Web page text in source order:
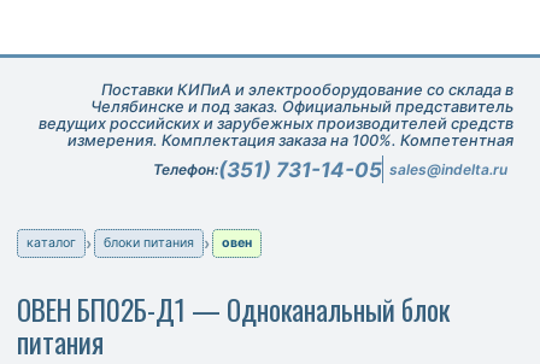
Поставки КИПиА и электрооборудование со склада в
Челябинске и под заказ. Официальный представитель
ведущих российских и зарубежных производителей средств
измерения. Комплектация заказа на 100%. Компетентная
техническая поддержка при подборе оборудования.
Телефон:(351) 731-14-05 sales@indelta.ru
каталог блоки питания овен
ОВЕН БП02Б-Д1 — Одноканальный блок
питания